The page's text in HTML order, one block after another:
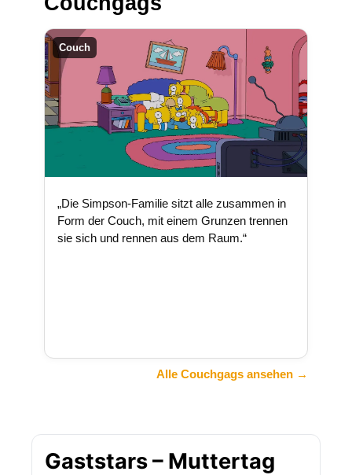
Couch
„Die Simpson-Familie sitzt alle zusammen in
Form der Couch, mit einem Grunzen trennen
sie sich und rennen aus dem Raum.“
Alle Couchgags ansehen →
Gaststars – Muttertag